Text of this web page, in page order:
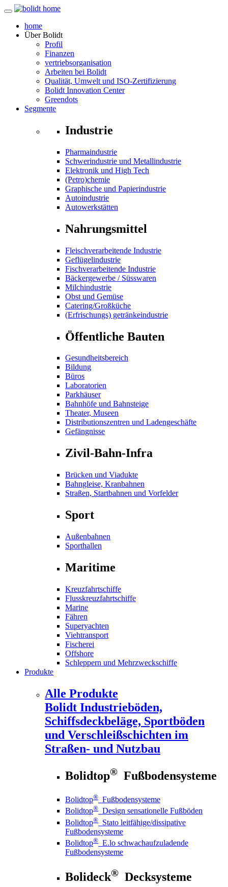
home
ÜberBolidt
Profil
Finanzen
vertriebsorganisation
Arbeiten bei Bolidt
Qualität, Umwelt und ISO-Zertifizierung
Bolidt Innovation Center
Greendots
Segmente
Industrie
Pharmaindustrie
Schwerindustrie und Metallindustrie
Elektronik und High Tech
(Petro)chemie
Graphische und Papierindustrie
Autoindustrie
Autowerkstätten
Nahrungsmittel
Fleischverarbeitende Industrie
Geflügelindustrie
Fischverarbeitende Industrie
Bäckergewerbe / Süsswaren
Milchindustrie
Obst und Gemüse
Catering/Großküche
(Erfrischungs) getränkeindustrie
Öffentliche Bauten
Gesundheitsbereich
Bildung
Büros
Laboratorien
Parkhäuser
Bahnhöfe und Bahnsteige
Theater, Museen
Distributionszentren und Ladengeschäfte
Gefängnisse
Zivil-Bahn-Infra
Brücken und Viadukte
Bahngleise, Kranbahnen
Straßen, Startbahnen und Vorfelder
Sport
Außenbahnen
Sporthallen
Maritime
Kreuzfahrtschiffe
Flusskreuzfahrtschiffe
Marine
Fähren
Superyachten
Viehtransport
Fischerei
Offshore
Schleppern und Mehrzweckschiffe
Produkte
Alle Produkte
Bolidt Industrieböden,
Schiffsdeckbeläge, Sportböden
und Verschleißschichten im
Straßen- und Nutzbau
Bolidtop® Fußbodensysteme
Bolidtop® Fußbodensysteme
Bolidtop® Design sensationelle Fußböden
Bolidtop® Stato leitfähige/dissipative
Fußbodensysteme
Bolidtop® E.lo schwachaufzuladende
Fußbodensysteme
Bolideck® Decksysteme